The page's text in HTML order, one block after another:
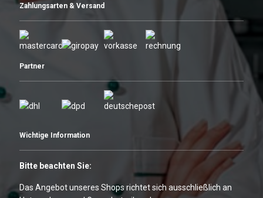
Zahlungsarten & Versand
Partner
Wichtige Information
Bitte beachten Sie:
Das Angebot unseres Shops richtet sich ausschließlich an